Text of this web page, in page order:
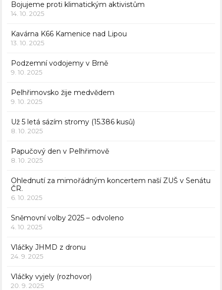
Bojujeme proti klimatickým aktivistům
14. 10. 2025
Kavárna K66 Kamenice nad Lipou
13. 10. 2025
Podzemní vodojemy v Brně
9. 10. 2025
Pelhřimovsko žije medvědem
9. 10. 2025
Už 5 letá sázím stromy (15.386 kusů)
8. 10. 2025
Papučový den v Pelhřimově
8. 10. 2025
Ohlednutí za mimořádným koncertem naší ZUŠ v Senátu
ČR.
6. 10. 2025
Sněmovní volby 2025 – odvoleno
4. 10. 2025
Vláčky JHMD z dronu
24. 9. 2025
Vláčky vyjely (rozhovor)
20. 9. 2025